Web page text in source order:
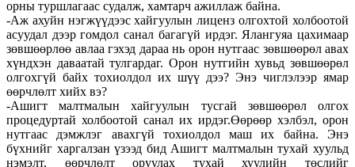
орны туршлагаас судалж, хамтарч ажиллаж байна.
-Аж ахуйн нэгжүүдээс хайгуулын лиценз олгохтой холбоотой
асуудал дээр гомдол санал багагүй ирдэг. Ялангуяа цахимаар
зөвшөөрлөө авлаа гэхэд дараа нь орон нутгаас зөвшөөрөл авах
хүндхэн даваатай тулгардаг. Орон нутгийн хувьд зөвшөөрөл
олгохгүй байх тохиолдол их шүү дээ? Энэ чиглэлээр ямар
өөрчлөлт хийх вэ?
-Ашигт малтмалын хайгуулын тусгай зөвшөөрөл олгох
процедуртай холбоотой санал их ирдэг.Өөрөөр хэлбэл, орон
нутгаас дэмжлэг авахгүй тохиолдол маш их байна. Энэ
бүхнийг харгалзан үзээд бид Ашигт малтмалын тухай хуульд
нэмэлт, өөрчлөлт оруулах тухай хуулийн төслийг